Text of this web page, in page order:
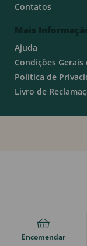
Contatos
Mais
Ajuda
Condições Gerais
Política de
Livro de
Encomendar